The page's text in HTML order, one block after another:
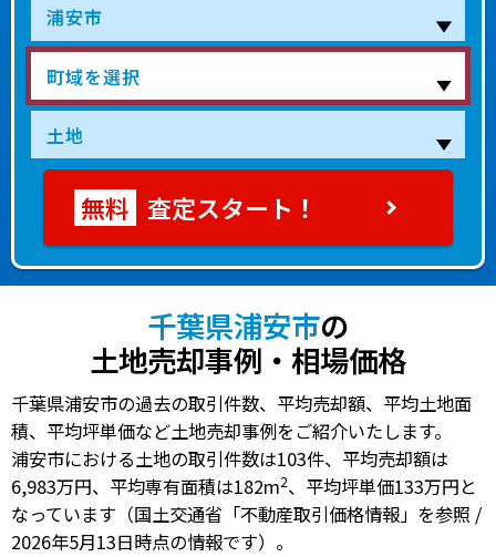
査定スタート！
千葉県浦安市の
土地売却事例・相場価格
千葉県浦安市の過去の取引件数、平均売却額、平均土地面
積、平均坪単価など土地売却事例をご紹介いたします。
浦安市における土地の取引件数は103件、 平均売却額は
6,983万円、 平均専有面積は182m2、 平均坪単価133万円と
なっています（国土交通省「不動産取引価格情報」を参照 /
2026年5月13日時点の情報です）。